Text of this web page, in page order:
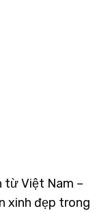
từ Việt Nam –
xinh đẹp trong